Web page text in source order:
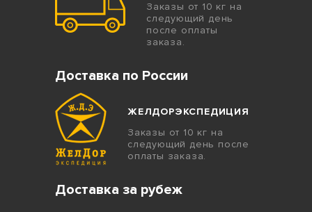
Заказы от 10 кг на
следующий день
после оплаты
заказа.
Доставка по России
ЖЕЛДОРЭКСПЕДИЦИЯ
Заказы от 10 кг на
следующий день после
оплаты заказа.
Доставка за рубеж